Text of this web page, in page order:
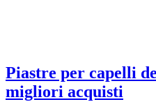
Piastre per capelli
migliori acquisti